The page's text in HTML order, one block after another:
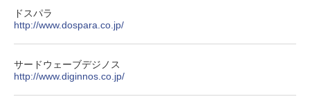
ドスパラ
http://www.dospara.co.jp/
サードウェーブデジノス
http://www.diginnos.co.jp/